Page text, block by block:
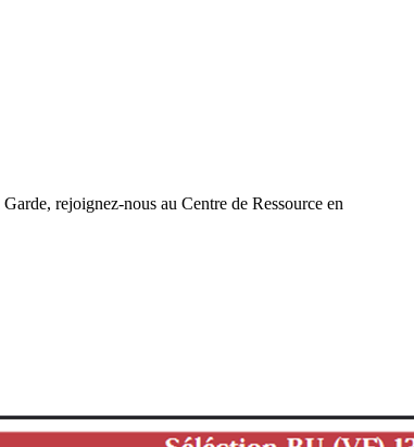
rejoignez-nous au Centre de Ressource en